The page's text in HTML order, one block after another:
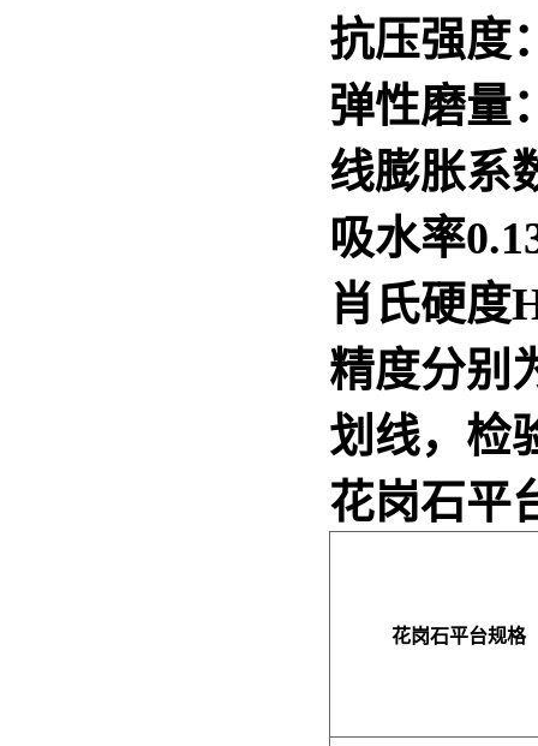
抗压强度
弹性磨量
线膨胀系
吸水率
肖氏硬度
精度分别
划线，检
花岗石平
花岗石平台规格